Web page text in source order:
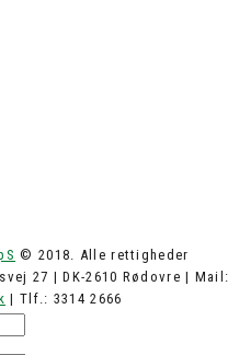
© 2018. Alle rettigheder
27 | DK-2610 Rødovre | Mail:
| Tlf.: 3314 2666